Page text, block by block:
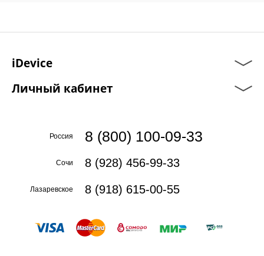
iDevice
Личный кабинет
Россия 8 (800) 100-09-33
Сочи 8 (928) 456-99-33
Лазаревское 8 (918) 615-00-55